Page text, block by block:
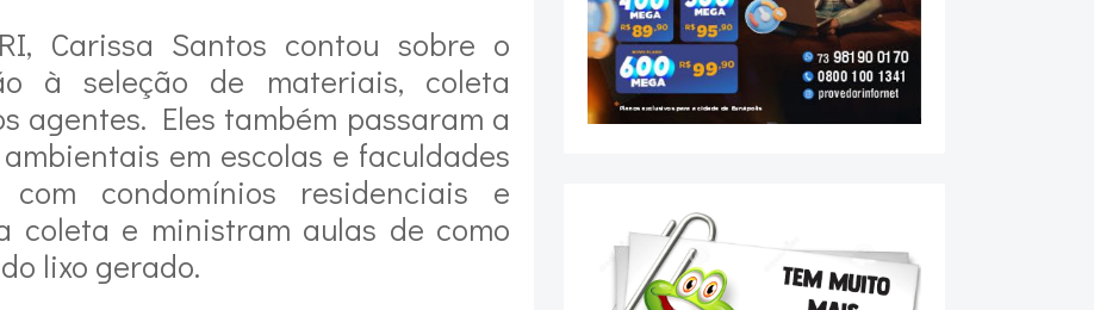
Carissa Santos contou sobre o
à seleção de materiais, coleta
agentes. Eles também passaram a
em escolas e faculdades
condomínios residenciais e
coleta e ministram aulas de como
lixo gerado.